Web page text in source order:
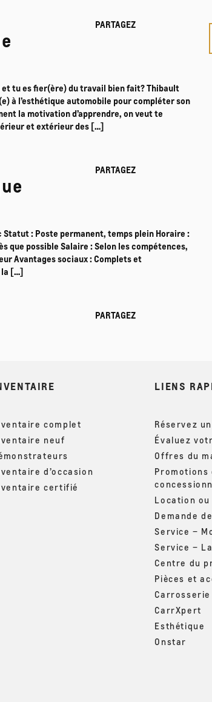
PARTAGEZ
tu es fier(ère) du travail bien fait? Thibault
à l’esthétique automobile pour compléter son
la motivation d’apprendre, on veut te
et extérieur des […]
PARTAGEZ
Statut : Poste permanent, temps plein Horaire :
que possible Salaire : Selon les compétences,
Avantages sociaux : Complets et
la […]
PARTAGEZ
complet
neuf
d’occasion
certifié
LIENS
Réservez
Évaluez
Offres du
Promotions
Location
Demande
Service –
Service –
Centre du
Pièces et
Carrosserie
CarrXpert
Esthétique
Onstar